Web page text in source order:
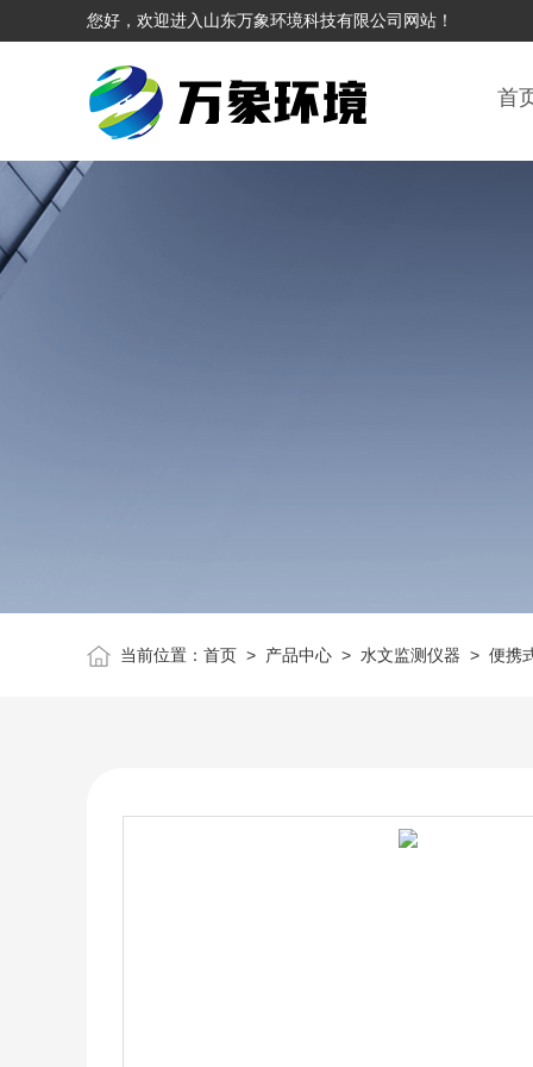
您好，欢迎进入山东万象环境科技有限公司网站！
首
当前位置： 首页> 产品中心> 水文监测仪器 > 便携